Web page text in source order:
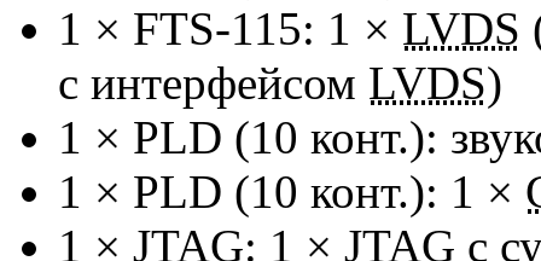
1 × FTS-115: 1 × LVDS
с интерфейсом LVDS)
1 × PLD (10 конт.):
1 × PLD (10 конт.): 1 ×
1 × JTAG: 1 × JTAG c